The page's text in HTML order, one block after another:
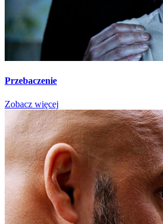
Przebaczenie
Zobacz więcej